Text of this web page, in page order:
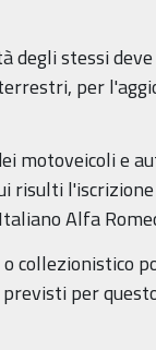
stessi
per
motoveicoli e
risulti
Alfa
collezionistico
per